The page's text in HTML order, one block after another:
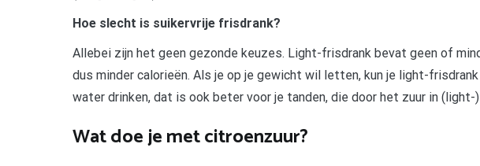
Hoe slecht is suikervrije frisdrank?
Allebei zijn het geen gezonde keuzes. Light-frisdrank bevat geen of
dus minder calorieën. Als je op je gewicht wil letten, kun je light-
water drinken, dat is ook beter voor je tanden, die door het zuur in
Wat doe je met citroenzuur?